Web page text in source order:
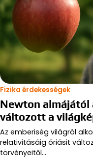
Fizika érdekességek
Newton almájától
változott a
Az emberiség világról
relativitásáig óriásit
törvényeitől…